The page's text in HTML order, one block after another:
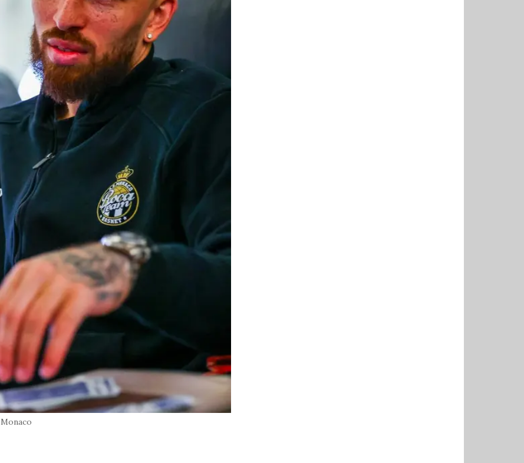
Monaco